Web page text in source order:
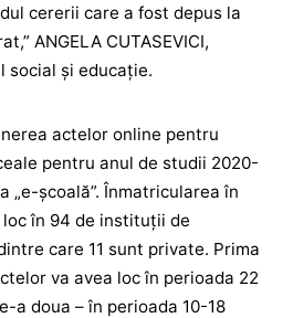
cererii care a fost depus la
ANGELA CUTASEVICI,
social și educație.
actelor online pentru
pentru anul de studii 2020-
„e-școală”. Înmatricularea în
în 94 de instituții de
care 11 sunt private. Prima
va avea loc în perioada 22
a doua – în perioada 10-18